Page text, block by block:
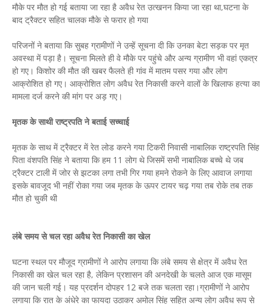
मौके पर मौत हो गई बताया जा रहा है अवैध रेत उत्खनन किया जा रहा था,घटना के
बाद ट्रैक्टर सहित चालक मौके से फरार हो गया
परिजनों ने बताया कि सुबह ग्रामीणों ने उन्हें सूचना दी कि उनका बेटा सड़क पर मृत
अवस्था में पड़ा है। सूचना मिलते ही वे मौके पर पहुंचे और अन्य ग्रामीण भी वहां एकत्र
हो गए। किशोर की मौत की खबर फैलते ही गांव में मातम पसर गया और लोग
आक्रोशित हो गए। आक्रोशित लोग अवैध रेत निकासी करने वालों के खिलाफ हत्या का
मामला दर्ज करने की मांग पर अड़ गए।
मृतक के साथी राष्ट्रपति ने बताई सच्चाई
मृतक के साथ में ट्रैक्टर में रेत लोड करने गया टिकरी निवासी नाबालिक राष्ट्रपति सिंह
पिता वंशपति सिंह ने बताया कि हम 11 लोग थे जिसमें सभी नाबालिक बच्चे थे जब
ट्रैक्टर टाली में जोर से झटका लगा तभी गिर गया हमने रोकने के लिए आवाज लगाया
इसके बावजूद भी नहीं रोका गया जब मृतक के ऊपर टायर चढ़ गया तब रोके तब तक
मौत हो चुकी थी
लंबे समय से चल रहा अवैध रेत निकासी का खेल
घटना स्थल पर मौजूद ग्रामीणों ने आरोप लगाया कि लंबे समय से क्षेत्र में अवैध रेत
निकासी का खेल चल रहा है, लेकिन प्रशासन की अनदेखी के चलते आज एक मासूम
की जान चली गई। यह प्रदर्शन दोपहर 12 बजे तक चलता रहा।ग्रामीणों ने आरोप
लगाया कि रात के अंधेरे का फायदा उठाकर अमोल सिंह सहित अन्य लोग अवैध रूप से